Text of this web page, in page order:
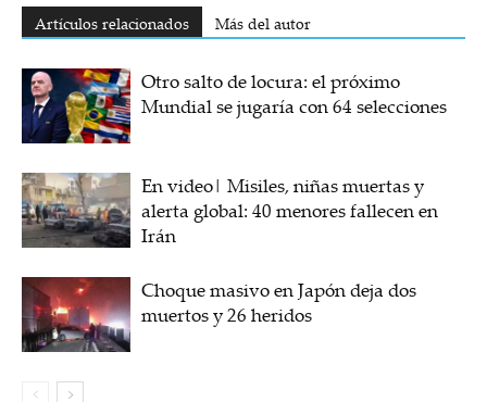
Artículos relacionados Más del autor
Otro salto de locura: el próximo
Mundial se jugaría con 64 selecciones
En video| Misiles, niñas muertas y
alerta global: 40 menores fallecen en
Irán
Choque masivo en Japón deja dos
muertos y 26 heridos